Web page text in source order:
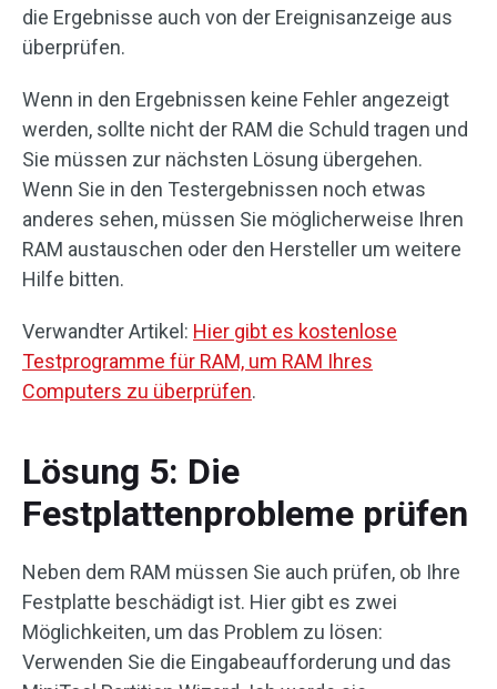
die Ergebnisse auch von der Ereignisanzeige aus
überprüfen.
Wenn in den Ergebnissen keine Fehler angezeigt
werden, sollte nicht der RAM die Schuld tragen und
Sie müssen zur nächsten Lösung übergehen.
Wenn Sie in den Testergebnissen noch etwas
anderes sehen, müssen Sie möglicherweise Ihren
RAM austauschen oder den Hersteller um weitere
Hilfe bitten.
Verwandter Artikel: Hier gibt es kostenlose
Testprogramme für RAM, um RAM Ihres
Computers zu überprüfen.
Lösung 5: Die
Festplattenprobleme prüfen
Neben dem RAM müssen Sie auch prüfen, ob Ihre
Festplatte beschädigt ist. Hier gibt es zwei
Möglichkeiten, um das Problem zu lösen:
Verwenden Sie die Eingabeaufforderung und das